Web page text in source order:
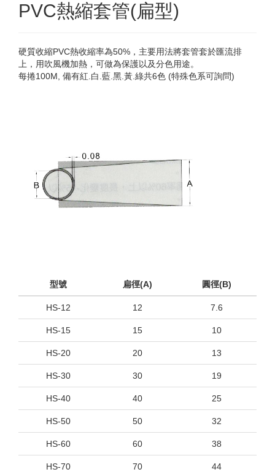
PVC熱縮套管(扁型)
硬質收縮PVC熱收縮率為50%，主要用法將套管套於匯流排
上，用吹風機加熱，可做為保護以及分色用途。
每捲100M, 備有紅.白.藍.黑.黃.綠共6色 (特殊色系可詢問)
型號 扁徑(A) 圓徑(B)
HS-12 12 7.6
HS-15 15 10
HS-20 20 13
HS-30 30 19
HS-40 40 25
HS-50 50 32
HS-60 60 38
HS-70 70 44